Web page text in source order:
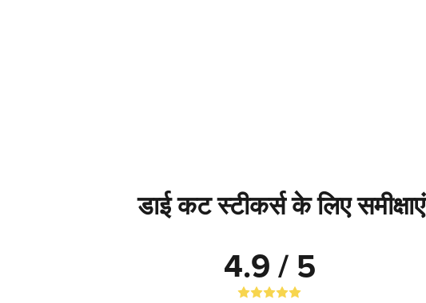
डाई कट स्टीकर्स के लिए समीक्षाएं
4.9 / 5